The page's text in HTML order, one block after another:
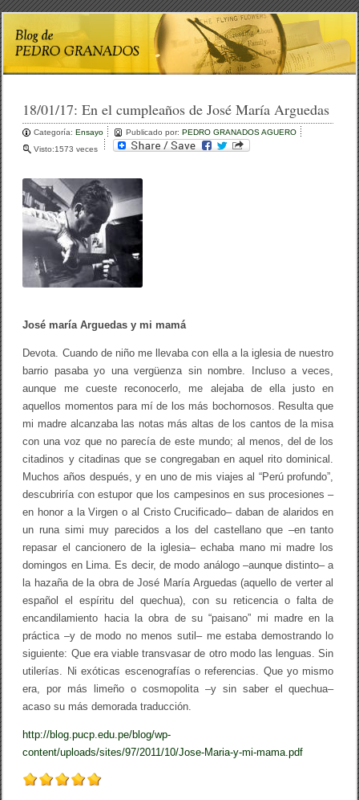
18/01/17:En el cumpleaños de José María Arguedas
Categoría:Ensayo Publicado por:PEDRO GRANADOS AGUERO
Visto:1573 veces
José maría Arguedas y mi mamá
Devota. Cuando de niño me llevaba con ella a la iglesia de nuestro
barrio pasaba yo una vergüenza sin nombre. Incluso a veces,
aunque me cueste reconocerlo, me alejaba de ella justo en
aquellos momentos para mí de los más bochornosos. Resulta que
mi madre alcanzaba las notas más altas de los cantos de la misa
con una voz que no parecía de este mundo; al menos, del de los
citadinos y citadinas que se congregaban en aquel rito dominical.
Muchos años después, y en uno de mis viajes al “Perú profundo”,
descubriría con estupor que los campesinos en sus procesiones –
en honor a la Virgen o al Cristo Crucificado– daban de alaridos en
un runa simi muy parecidos a los del castellano que –en tanto
repasar el cancionero de la iglesia– echaba mano mi madre los
domingos en Lima. Es decir, de modo análogo –aunque distinto– a
la hazaña de la obra de José María Arguedas (aquello de verter al
español el espíritu del quechua), con su reticencia o falta de
encandilamiento hacia la obra de su “paisano” mi madre en la
práctica –y de modo no menos sutil– me estaba demostrando lo
siguiente: Que era viable transvasar de otro modo las lenguas. Sin
utilerías. Ni exóticas escenografías o referencias. Que yo mismo
era, por más limeño o cosmopolita –y sin saber el quechua–
acaso su más demorada traducción.
http://blog.pucp.edu.pe/blog/wp-
content/uploads/sites/97/2011/10/Jose-Maria-y-mi-mama.pdf